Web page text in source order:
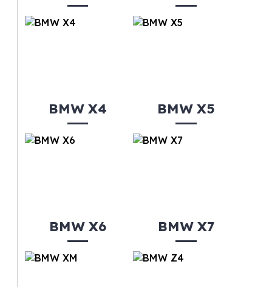
BMW X4 BMW X5
BMW X6 BMW X7